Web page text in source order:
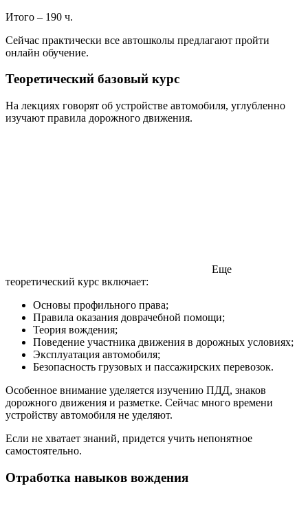
Итого – 190 ч.
Сейчас практически все автошколы предлагают пройти
онлайн обучение.
Теоретический базовый курс
На лекциях говорят об устройстве автомобиля, углубленно
изучают правила дорожного движения.
Еще
теоретический курс включает:
Основы профильного права;
Правила оказания доврачебной помощи;
Теория вождения;
Поведение участника движения в дорожных условиях;
Эксплуатация автомобиля;
Безопасность грузовых и пассажирских перевозок.
Особенное внимание уделяется изучению ПДД, знаков
дорожного движения и разметке. Сейчас много времени
устройству автомобиля не уделяют.
Если не хватает знаний, придется учить непонятное
самостоятельно.
Отработка навыков вождения